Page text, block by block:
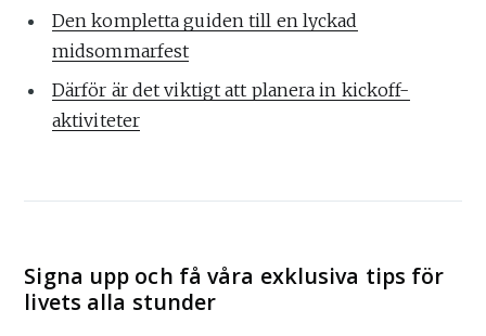
Den kompletta guiden till en lyckad
midsommarfest
Därför är det viktigt att planera in kickoff-
aktiviteter
Signa upp och få våra exklusiva tips för
livets alla stunder